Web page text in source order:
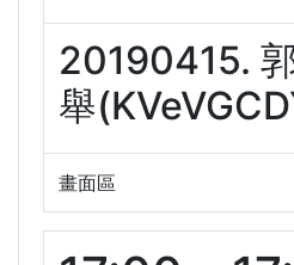
20190415.
舉
畫面區